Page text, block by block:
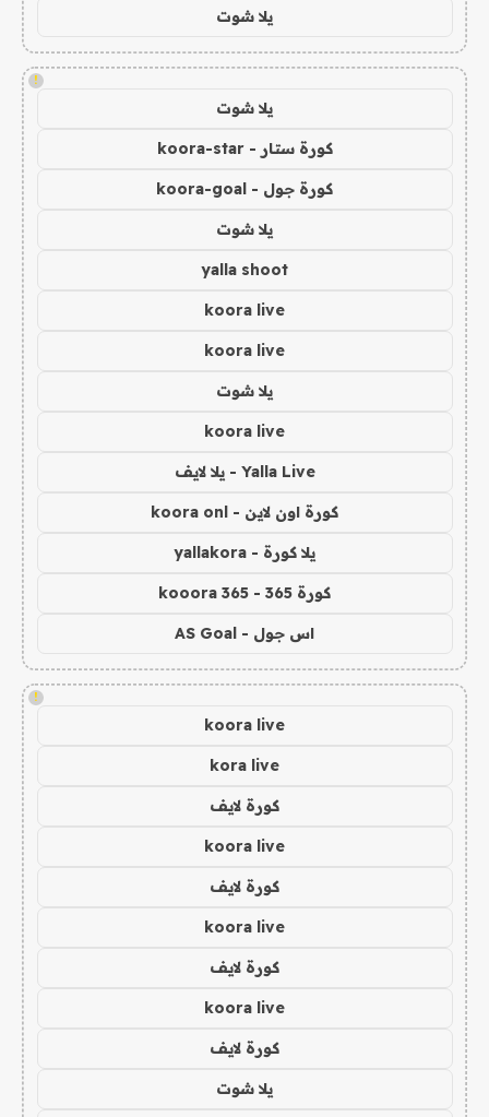
يلا شوت
!
يلا شوت
كورة ستار - koora-star
كورة جول - koora-goal
يلا شوت
yalla shoot
koora live
koora live
يلا شوت
koora live
Yalla Live - يلا لايف
كورة اون لاين - koora onl
يلا كورة - yallakora
كورة 365 - kooora 365
اس جول - AS Goal
!
koora live
kora live
كورة لايف
koora live
كورة لايف
koora live
كورة لايف
koora live
كورة لايف
يلا شوت